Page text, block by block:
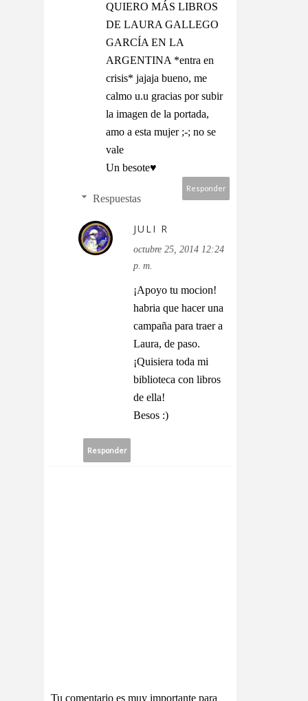
QUIERO MÁS LIBROS
DE LAURA GALLEGO
GARCÍA EN LA
ARGENTINA *entra en
crisis* jajaja bueno, me
calmo u.u gracias por subir
la imagen de la portada,
amo a esta mujer ;-; no se
vale
Un besote♥
Responder
Respuestas
JULI R
octubre 25, 2014 12:24
p. m.
¡Apoyo tu mocion!
habria que hacer una
campaña para traer a
Laura, de paso.
¡Quisiera toda mi
biblioteca con libros
de ella!
Besos :)
Responder
Tu comentario es muy importante para